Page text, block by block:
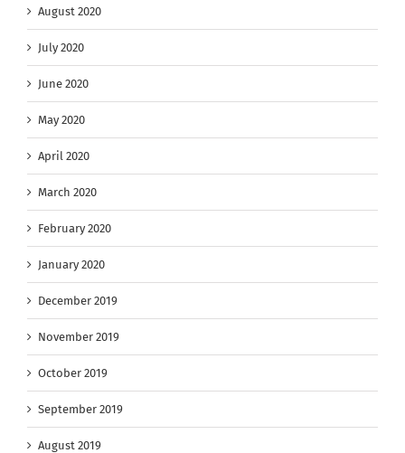
August 2020
July 2020
June 2020
May 2020
April 2020
March 2020
February 2020
January 2020
December 2019
November 2019
October 2019
September 2019
August 2019